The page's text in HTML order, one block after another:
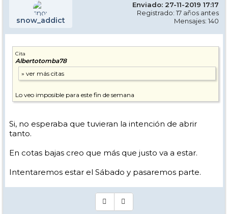
snow_addict
Enviado: 27-11-2019 17:17
Registrado: 17 años antes
Mensajes: 140
Cita
Albertotomba78
Lo veo imposible para este fin de semana
Si, no esperaba que tuvieran la intención de abrir
tanto.
En cotas bajas creo que más que justo va a estar.
Intentaremos estar el Sábado y pasaremos parte.